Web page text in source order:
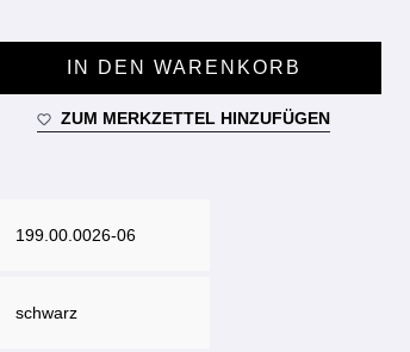
IN DEN WARENKORB
ZUM MERKZETTEL HINZUFÜGEN
199.00.0026-06
schwarz